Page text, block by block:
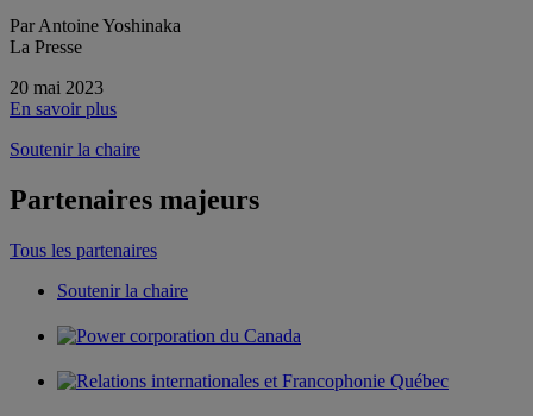
Par Antoine Yoshinaka
La Presse
20 mai 2023
En savoir plus
Soutenir la chaire
Partenaires majeurs
Tous les partenaires
Soutenir la chaire